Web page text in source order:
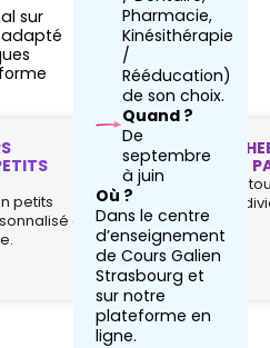
sur
adapté
petits
dans
1 COLLE
CORRIGÉE
Profitez de
correction
semaine.
Pharmacie,
Kinésithérapie
/
Rééducation)
de son choix.
Quand ?
De
septembre
à juin
Où ?
Dans le centre
d’enseignement
de Cours Galien
Strasbourg et
sur notre
plateforme en
ligne.